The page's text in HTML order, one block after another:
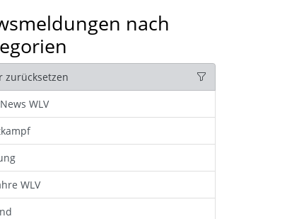
nach
zurücksetzen
WLV
WLV